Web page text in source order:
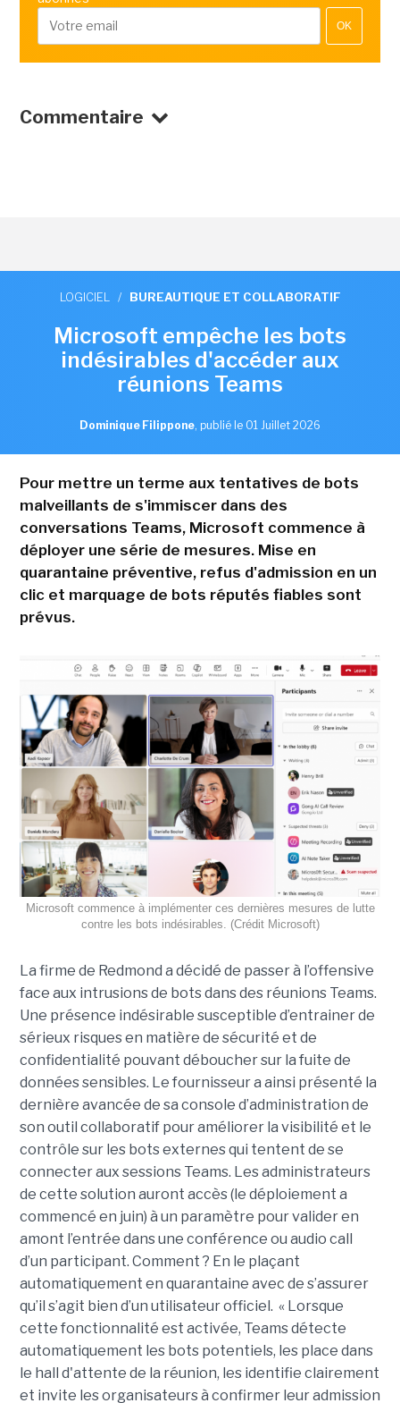
OK
Commentaire
LOGICIEL / BUREAUTIQUE ET COLLABORATIF
Microsoft empêche les bots
indésirables d'accéder aux
réunions Teams
Dominique Filippone, publié le 01 Juillet 2026
Pour mettre un terme aux tentatives de bots
malveillants de s'immiscer dans des
conversations Teams, Microsoft commence à
déployer une série de mesures. Mise en
quarantaine préventive, refus d'admission en un
clic et marquage de bots réputés fiables sont
prévus.
Microsoft commence à implémenter ces dernières mesures de lutte
contre les bots indésirables. (Crédit Microsoft)
La firme de Redmond a décidé de passer à l’offensive
face aux intrusions de bots dans des réunions Teams.
Une présence indésirable susceptible d’entrainer de
sérieux risques en matière de sécurité et de
confidentialité pouvant déboucher sur la fuite de
données sensibles. Le fournisseur a ainsi présenté la
dernière avancée de sa console d’administration de
son outil collaboratif pour améliorer la visibilité et le
contrôle sur les bots externes qui tentent de se
connecter aux sessions Teams. Les administrateurs
de cette solution auront accès (le déploiement a
commencé en juin) à un paramètre pour valider en
amont l’entrée dans une conférence ou audio call
d’un participant. Comment ? En le plaçant
automatiquement en quarantaine avec de s’assurer
qu’il s’agit bien d’un utilisateur officiel. « Lorsque
cette fonctionnalité est activée, Teams détecte
automatiquement les bots potentiels, les place dans
le hall d'attente de la réunion, les identifie clairement
et invite les organisateurs à confirmer leur admission